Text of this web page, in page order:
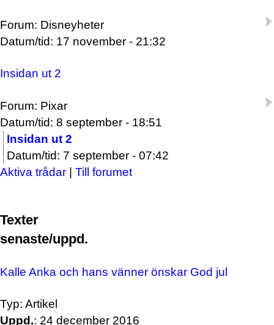
Forum: Disneyheter
Datum/tid: 17 november - 21:32
Insidan ut 2
Forum: Pixar
Datum/tid: 8 september - 18:51
Insidan ut 2
Datum/tid: 7 september - 07:42
Aktiva trådar | Till forumet
Texter
senaste/uppd.
Kalle Anka och hans vänner önskar God jul
Typ: Artikel
Uppd.: 24 december 2016